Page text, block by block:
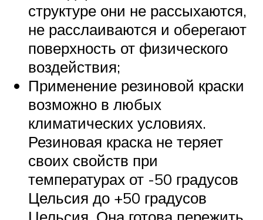
структуре они не рассыхаются,
не расслаиваются и оберегают
поверхность от физического
воздействия;
Применение резиновой краски
возможно в любых
климатических условиях.
Резиновая краска не теряет
своих свойств при
температурах от -50 градусов
Цельсия до +50 градусов